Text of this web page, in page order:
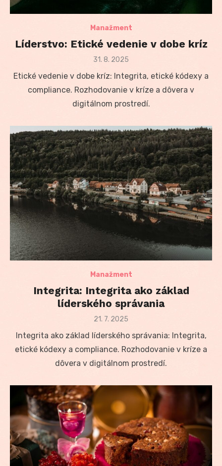
Manažment
Líderstvo: Etické vedenie v dobe kríz
Posted
31. 8. 2025
Etické vedenie v dobe kríz: Integrita, etické kódexy a
compliance. Rozhodovanie v kríze a dôvera v
digitálnom prostredí.
Manažment
Integrita: Integrita ako základ
líderského správania
Posted
21. 7. 2025
Integrita ako základ líderského správania: Integrita,
etické kódexy a compliance. Rozhodovanie v kríze a
dôvera v digitálnom prostredí.